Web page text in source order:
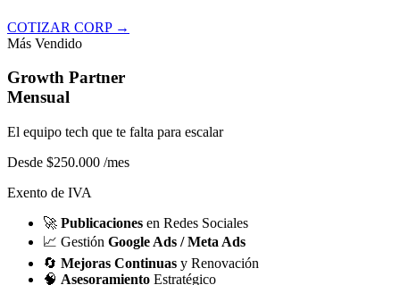
COTIZAR CORP →
Más Vendido
Growth Partner
Mensual
El equipo tech que te falta para escalar
Desde $250.000 /mes
Exento de IVA
🚀 Publicaciones en Redes Sociales
📈 Gestión Google Ads / Meta Ads
🔄 Mejoras Continuas y Renovación
🧠 Asesoramiento Estratégico